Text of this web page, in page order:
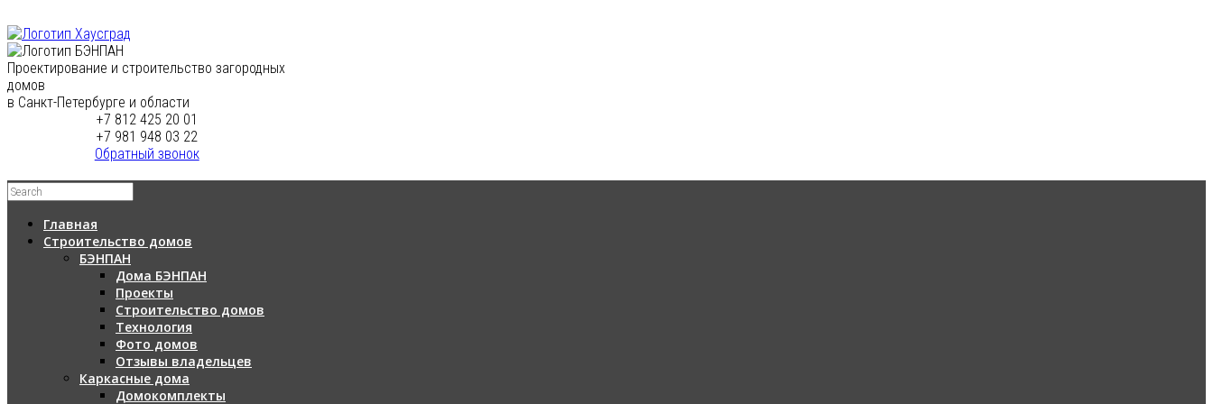
Проектирование и строительство загородных
домов
в Санкт-Петербурге и области
+7 812 425 20 01
+7 981 948 03 22
Обратный звонок
Главная
Строительство домов
БЭНПАН
Дома БЭНПАН
Проекты
Строительство домов
Технология
Фото домов
Отзывы владельцев
Каркасные дома
Домокомплекты